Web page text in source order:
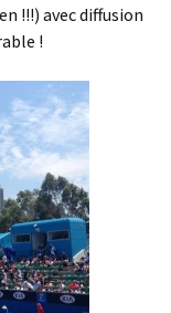
!!!) avec diffusion
!